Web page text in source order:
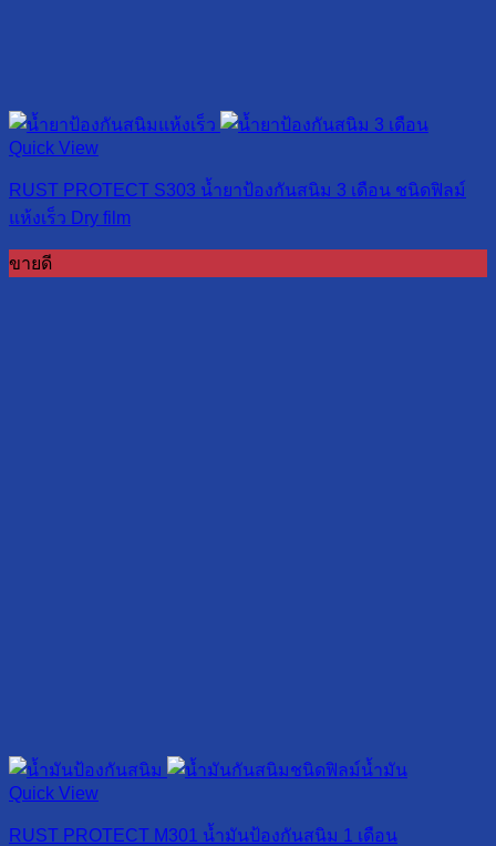
Quick View
RUST PROTECT S303 น้ำยาป้องกันสนิม 3 เดือน ชนิดฟิลม์
แห้งเร็ว Dry film
ขายดี
Quick View
RUST PROTECT M301 น้ำมันป้องกันสนิม 1 เดือน